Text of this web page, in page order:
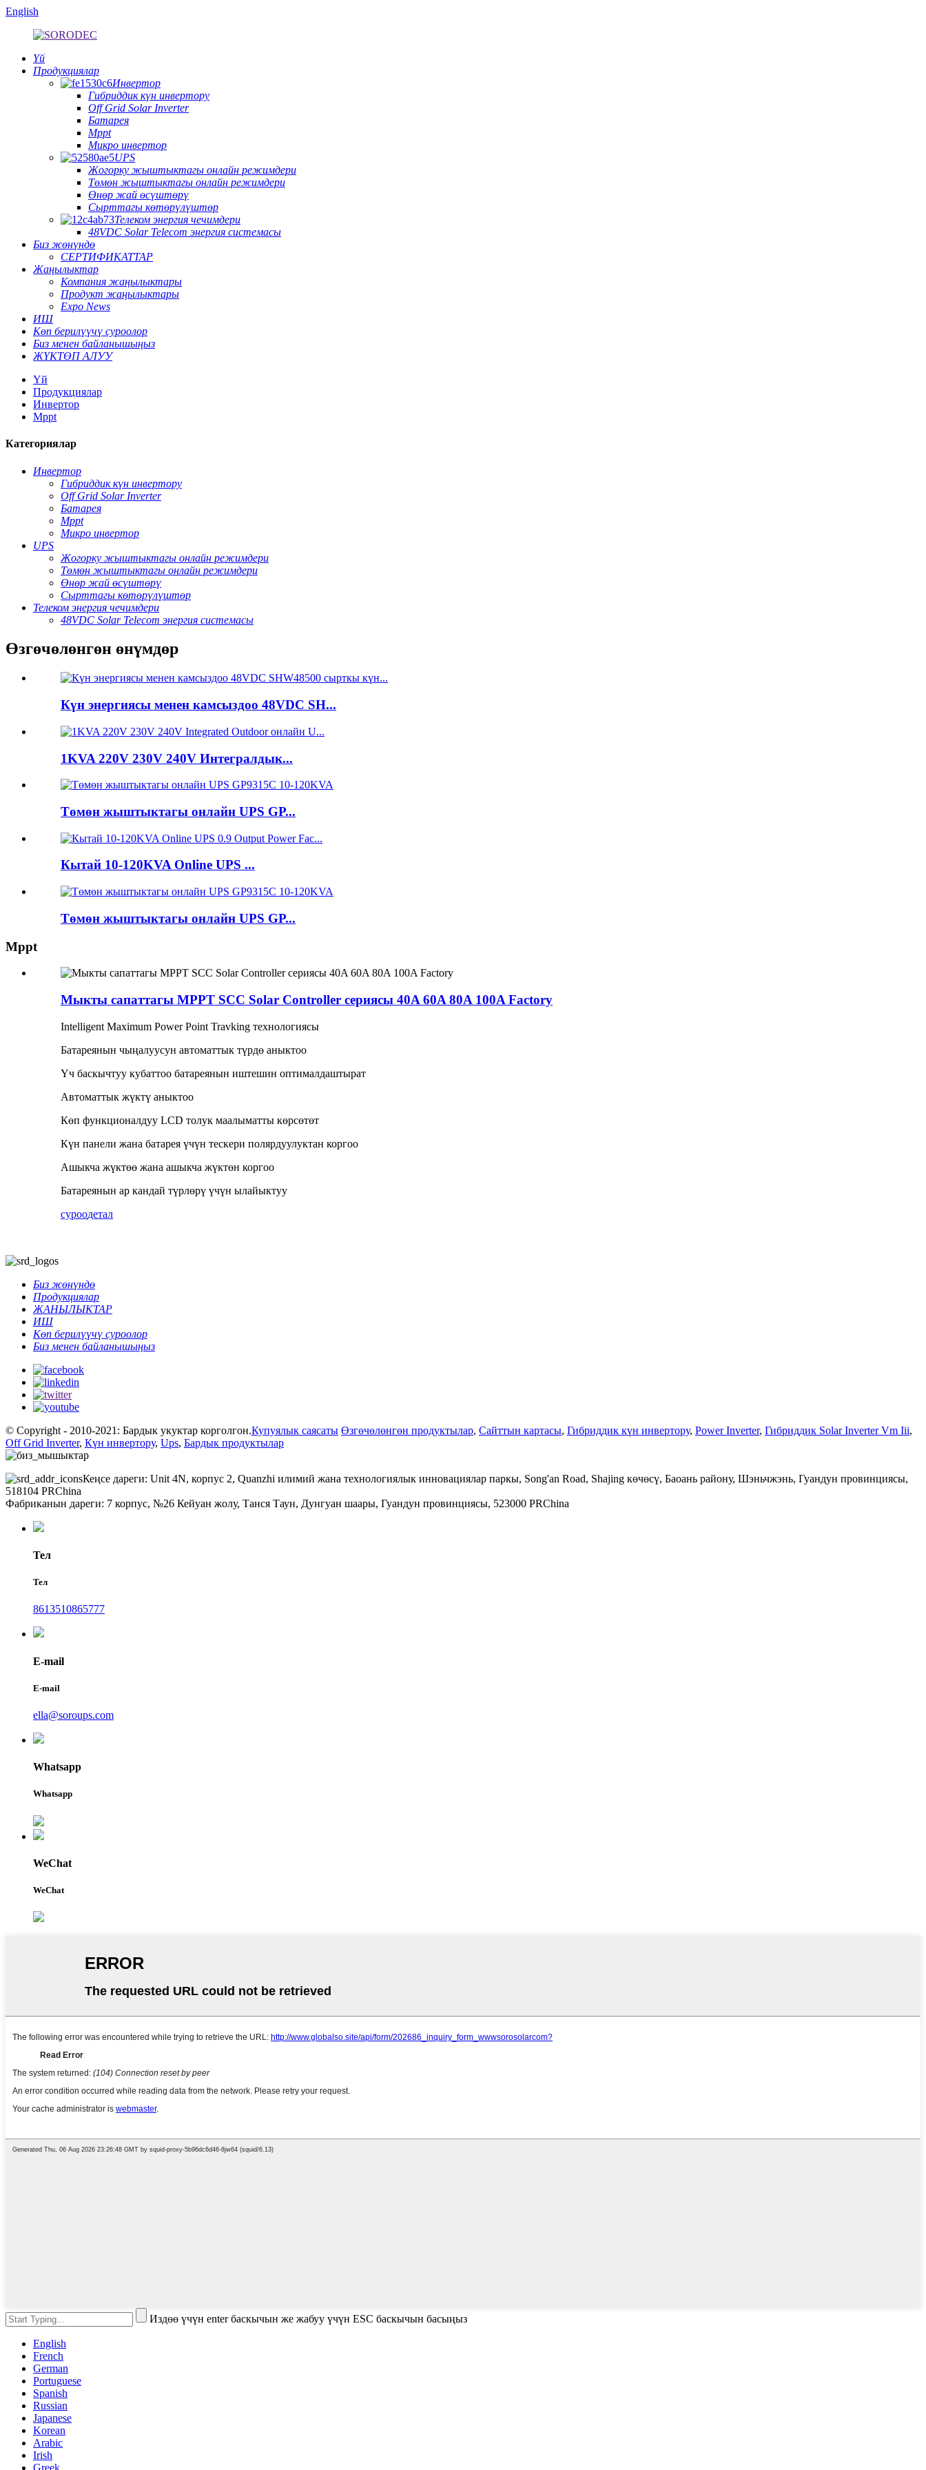
English
Үй
Продукциялар
Инвертор
Гибриддик күн инвертору
Off Grid Solar Inverter
Батарея
Mppt
Микро инвертор
UPS
Жогорку жыштыктагы онлайн режимдери
Төмөн жыштыктагы онлайн режимдери
Өнөр жай өсүштөрү
Сырттагы көтөрүлүштөр
Телеком энергия чечимдери
48VDC Solar Telecom энергия системасы
Биз жөнүндө
СЕРТИФИКАТТАР
Жаңылыктар
Компания жаңылыктары
Продукт жаңылыктары
Expo News
ИШ
Көп берилүүчү суроолор
Биз менен байланышыңыз
ЖҮКТӨП АЛУУ
Үй
Продукциялар
Инвертор
Mppt
Категориялар
Инвертор
Гибриддик күн инвертору
Off Grid Solar Inverter
Батарея
Mppt
Микро инвертор
UPS
Жогорку жыштыктагы онлайн режимдери
Төмөн жыштыктагы онлайн режимдери
Өнөр жай өсүштөрү
Сырттагы көтөрүлүштөр
Телеком энергия чечимдери
48VDC Solar Telecom энергия системасы
Өзгөчөлөнгөн өнүмдөр
Күн энергиясы менен камсыздоо 48VDC SH...
1KVA 220V 230V 240V Интегралдык...
Төмөн жыштыктагы онлайн UPS GP...
Кытай 10-120KVA Online UPS ...
Төмөн жыштыктагы онлайн UPS GP...
Mppt
Мыкты сапаттагы MPPT SCC Solar Controller сериясы 40A 60A 80A 100A Factory
Intelligent Maximum Power Point Travking технологиясы
Батареянын чыңалуусун автоматтык түрдө аныктоо
Үч баскычтуу кубаттоо батареянын иштешин оптималдаштырат
Автоматтык жүктү аныктоо
Көп функционалдуу LCD толук маалыматты көрсөтөт
Күн панели жана батарея үчүн тескери полярдуулуктан коргоо
Ашыкча жүктөө жана ашыкча жүктөн коргоо
Батареянын ар кандай түрлөрү үчүн ылайыктуу
суроодетал
Биз жөнүндө
Продукциялар
ЖАНЫЛЫКТАР
ИШ
Көп берилүүчү суроолор
Биз менен байланышыңыз
© Copyright - 2010-2021: Бардык укуктар корголгон.Купуялык саясаты Өзгөчөлөнгөн продуктылар, Сайттын картасы, Гибриддик күн инвертору, Power Inverter, Гибриддик Solar Inverter Vm Iii,
Off Grid Inverter, Күн инвертору, Ups, Бардык продуктылар
Кеңсе дареги: Unit 4N, корпус 2, Quanzhi илимий жана технологиялык инновациялар паркы, Song'an Road, Shajing көчөсү, Баоань району, Шэньчжэнь, Гуандун провинциясы,
518104 PRChina
Фабриканын дареги: 7 корпус, №26 Кейуан жолу, Танся Таун, Дунгуан шаары, Гуандун провинциясы, 523000 PRChina
Тел
Тел
8613510865777
E-mail
E-mail
ella@soroups.com
Whatsapp
Whatsapp
WeChat
WeChat
Издөө үчүн enter баскычын же жабуу үчүн ESC баскычын басыңыз
English
French
German
Portuguese
Spanish
Russian
Japanese
Korean
Arabic
Irish